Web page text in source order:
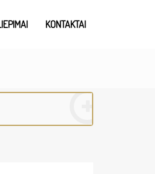
KONTAKTAI